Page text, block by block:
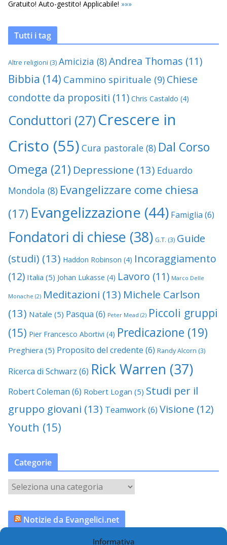
Informativa
Gratuito! Auto-gestito! Applicabile! »»»
Tutti i tag
Altre religioni (3) Amicizia (8)Andrea Thomas (11)
Bibbia (14) Cammino spirituale (9) Chiese
condotte da propositi (11) Chris Castaldo (4)
Conduttori (27) Crescere in
Cristo (55) Cura pastorale (8) Dal Corso
Omega (21) Depressione (13) Eduardo
Mondola (8) Evangelizzare come chiesa
(17) Evangelizzazione (44) Famiglia (6)
Fondatori di chiese (38) G.T. (3) Guide
(studi) (13) Haddon Robinson (4) Incoraggiamento
(12) Italia (5) Johan Lukasse (4) Lavoro (11) Marco Delle
Monache (2) Meditazioni (13) Michele Carlson
(13) Natale (5) Pasqua (6) Peter Mead (2) Piccoli gruppi
(15) Pier Francesco Abortivi (4) Predicazione (19)
Preghiera (5) Proposito del credente (6) Randy Alcorn (3)
Ricerca di Schwarz (6) Rick Warren (37)
Robert Coleman (6) Robert Logan (5) Studi per il
gruppo giovani (13) Teamwork(6) Visione (12)
Youth (15)
Categorie
a
t
Notizie da Evangelici.net